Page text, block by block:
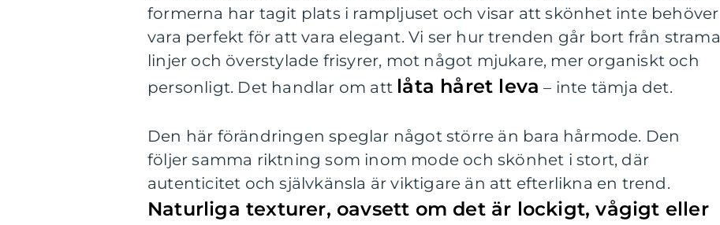
formerna har tagit plats i rampljuset och visar att skönhet inte behöver
vara perfekt för att vara elegant. Vi ser hur trenden går bort från strama
linjer och överstylade frisyrer, mot något mjukare, mer organiskt och
personligt. Det handlar om att låta håret leva – inte tämja det.
Den här förändringen speglar något större än bara hårmode. Den
följer samma riktning som inom mode och skönhet i stort, där
autenticitet och självkänsla är viktigare än att efterlikna en trend.
Naturliga texturer, oavsett om det är lockigt, vågigt eller